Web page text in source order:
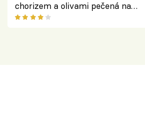
chorizem a olivami pečená na
letní zelenině – šťavnaté maso s